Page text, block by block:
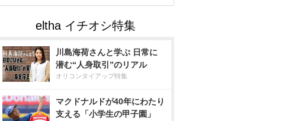
川島海荷さんと学ぶ 日常に
潜む“人身取引”のリアル
オリコンタイアップ特集
マクドナルドが40年にわたり
支える「小学生の甲子園」